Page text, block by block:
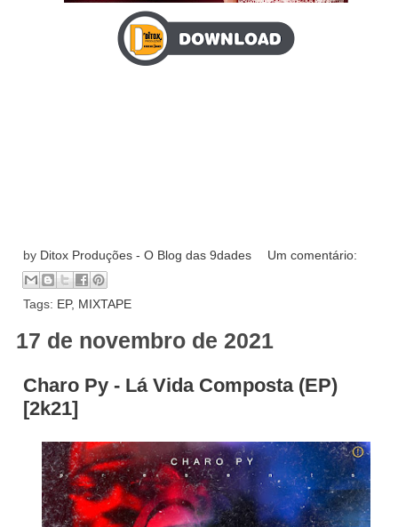
by Ditox Produções - O Blog das 9dades Um comentário:
Tags: EP, MIXTAPE
17 de novembro de 2021
Charo Py - Lá Vida Composta (EP)
[2k21]